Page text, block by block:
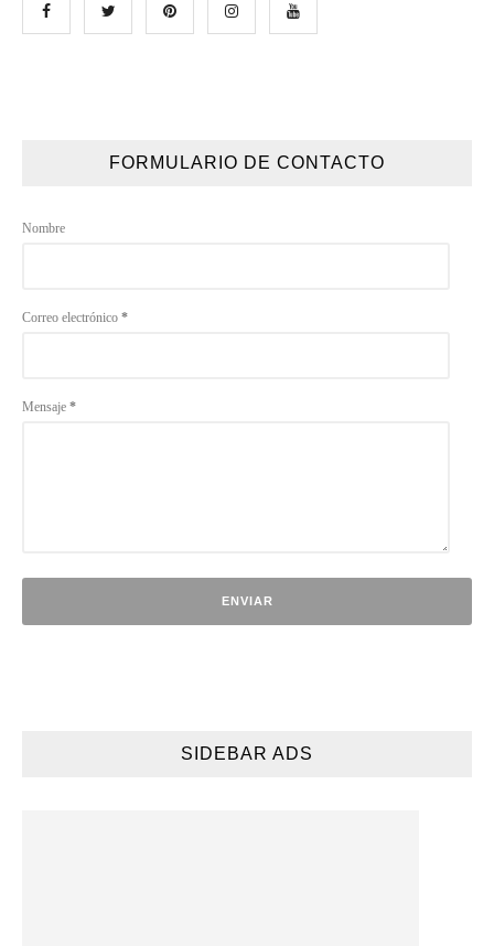
FORMULARIO DE CONTACTO
Nombre
Correo electrónico *
Mensaje *
SIDEBAR ADS